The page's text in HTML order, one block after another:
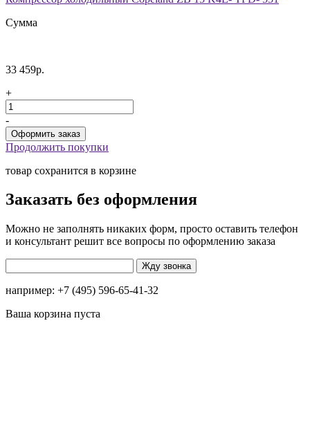
Сумма
33 459р.
+
-
Продолжить покупки
товар сохранится в корзине
Заказать без оформления
Можно не заполнять никаких форм, просто оставить телефон
и консультант решит все вопросы по оформлению заказа
например: +7 (495) 596-65-41-32
Ваша корзина пуста